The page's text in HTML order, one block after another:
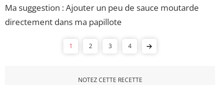
Ma suggestion : Ajouter un peu de sauce moutarde
directement dans ma papillote
1 2 3 4
NOTEZ CETTE RECETTE